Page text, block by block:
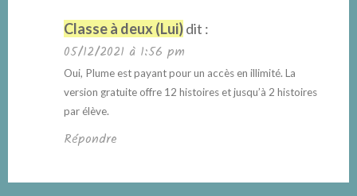
Classe à deux (Lui)dit :
05/12/2021 à 1:56 pm
Oui, Plume est payant pour un accès en illimité. La
version gratuite offre 12 histoires et jusqu’à 2 histoires
par élève.
Répondre